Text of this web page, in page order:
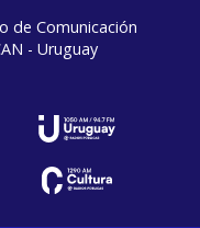
de Comunicación
- Uruguay